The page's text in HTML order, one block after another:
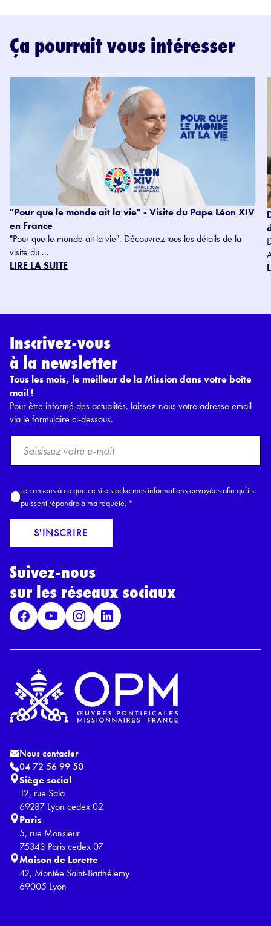
Ça pourrait vous intéresser
"Pour que le monde ait la vie" - Visite du Pape Léon XIV
en France
"Pour que le monde ait la vie". Découvrez tous les détails de la
visite du ...
LIRE LA SUITE
Inscrivez-vous
à la newsletter
Tous les mois, le meilleur de la Mission dans votre boîte
mail !
Pour être informé des actualités, laissez-nous votre adresse email
via le formulaire ci-dessous.
o
E
m
a
l
A
c
c
R
P
D
*
Je consens à ce que ce site stocke mes informations envoyées afin qu’ils
puissent répondre à ma requête. *
S'INSCRIRE
Suivez-nous
sur les réseaux sociaux
Nous contacter
04 72 56 99 50
Siège social
12, rue Sala
69287 Lyon cedex 02
Paris
5, rue Monsieur
75343 Paris cedex 07
Maison de Lorette
42, Montée Saint-Barthélemy
69005 Lyon